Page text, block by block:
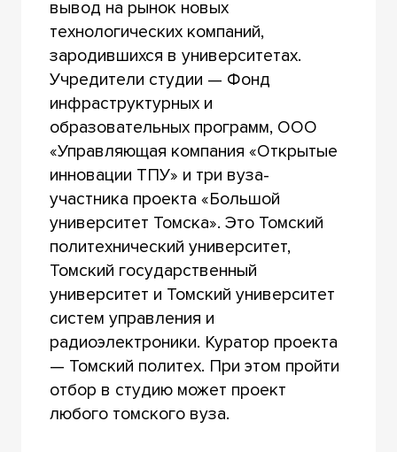
вывод на рынок новых
технологических компаний,
зародившихся в университетах.
Учредители студии — Фонд
инфраструктурных и
образовательных программ, ООО
«Управляющая компания «Открытые
инновации ТПУ» и три вуза-
участника проекта «Большой
университет Томска». Это Томский
политехнический университет,
Томский государственный
университет и Томский университет
систем управления и
радиоэлектроники. Куратор проекта
— Томский политех. При этом пройти
отбор в студию может проект
любого томского вуза.